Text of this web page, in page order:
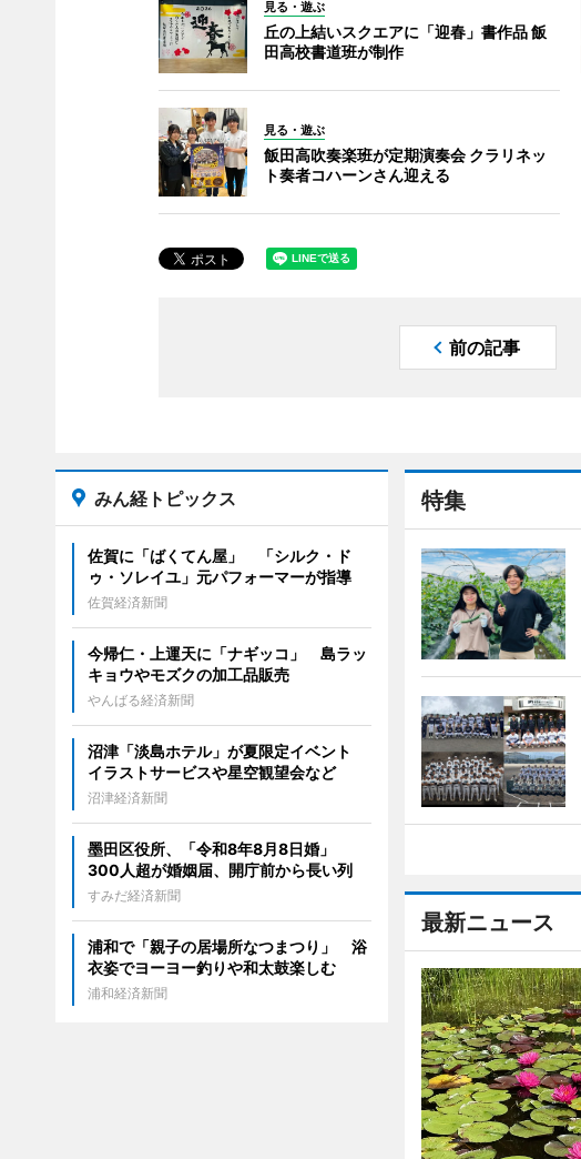
見る・遊ぶ
丘の上結いスクエアに「迎春」書作品 飯
田高校書道班が制作
見る・遊ぶ
飯田高吹奏楽班が定期演奏会 クラリネッ
ト奏者コハーンさん迎える
前の記事
特集
最新ニュース
みん経トピックス
佐賀に「ばくてん屋」 「シルク・ド
ゥ・ソレイユ」元パフォーマーが指導
佐賀経済新聞
今帰仁・上運天に「ナギッコ」 島ラッ
キョウやモズクの加工品販売
やんばる経済新聞
沼津「淡島ホテル」が夏限定イベント
イラストサービスや星空観望会など
沼津経済新聞
墨田区役所、「令和8年8月8日婚」
300人超が婚姻届、開庁前から長い列
すみだ経済新聞
浦和で「親子の居場所なつまつり」 浴
衣姿でヨーヨー釣りや和太鼓楽しむ
浦和経済新聞